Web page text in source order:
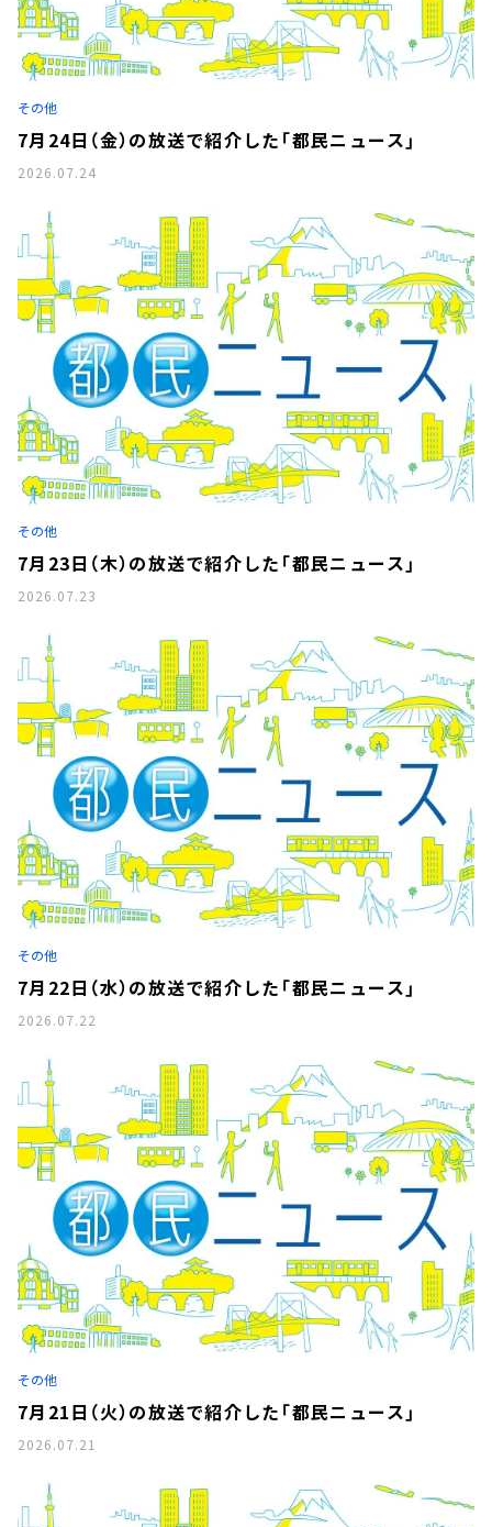
その他
7月24日（金）の放送で紹介した「都民ニュース」
2026.07.24
その他
7月23日（木）の放送で紹介した「都民ニュース」
2026.07.23
その他
7月22日（水）の放送で紹介した「都民ニュース」
2026.07.22
その他
7月21日（火）の放送で紹介した「都民ニュース」
2026.07.21